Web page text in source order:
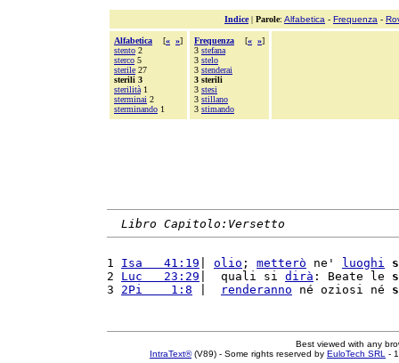
Indice| Parole: Alfabetica - Frequenza -
Alfabetica [« »]
stento 2
sterco 5
sterile 27
sterili 3
sterilità 1
sterminai 2
sterminando 1
Frequenza [« »]
3 stefana
3 stelo
3 stenderai
3 sterili
3 stesi
3 stillano
3 stimando
Libro Capitolo:Versetto
1 Isa   41:19 olio ; metterò ne' luoghi
2 Luc   23:29 |  quali si dirà : Beate le
3 2Pi    1:8 renderanno né oziosi né
Best viewed with any
IntraText®(V89) - Some rights reserved by EuloTech SRL -